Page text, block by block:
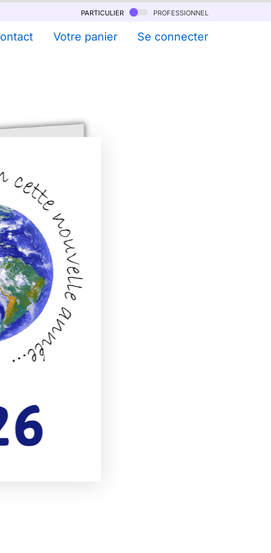
particulier professionnel
Votre panier Se connecter